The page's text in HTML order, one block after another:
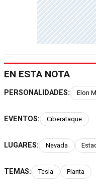
EN ESTA NOTA
PERSONALIDADES: Elon
EVENTOS: Ciberataque
LUGARES: Nevada
TEMAS: Tesla Planta